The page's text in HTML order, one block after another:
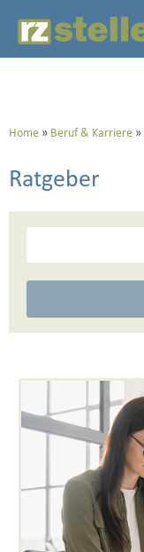
Home Beruf & Karriere
Ratgeber